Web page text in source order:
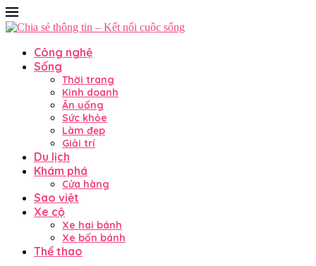
Công nghệ
Sống
Thời trang
Kinh doanh
Ăn uống
Sức khỏe
Làm đẹp
Giải trí
Du lịch
Khám phá
Cửa hàng
Sao việt
Xe cộ
Xe hai bánh
Xe bốn bánh
Thể thao